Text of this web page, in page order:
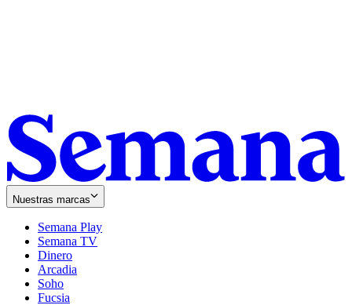
Nuestras marcas
Semana Play
Semana TV
Dinero
Arcadia
Soho
in
Fucsia